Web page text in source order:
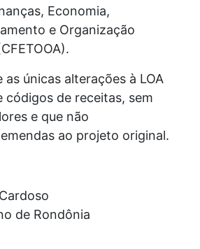
Economia,
e Organização
as únicas alterações à LOA
de receitas, sem
e que não
ao projeto original.
de Rondônia